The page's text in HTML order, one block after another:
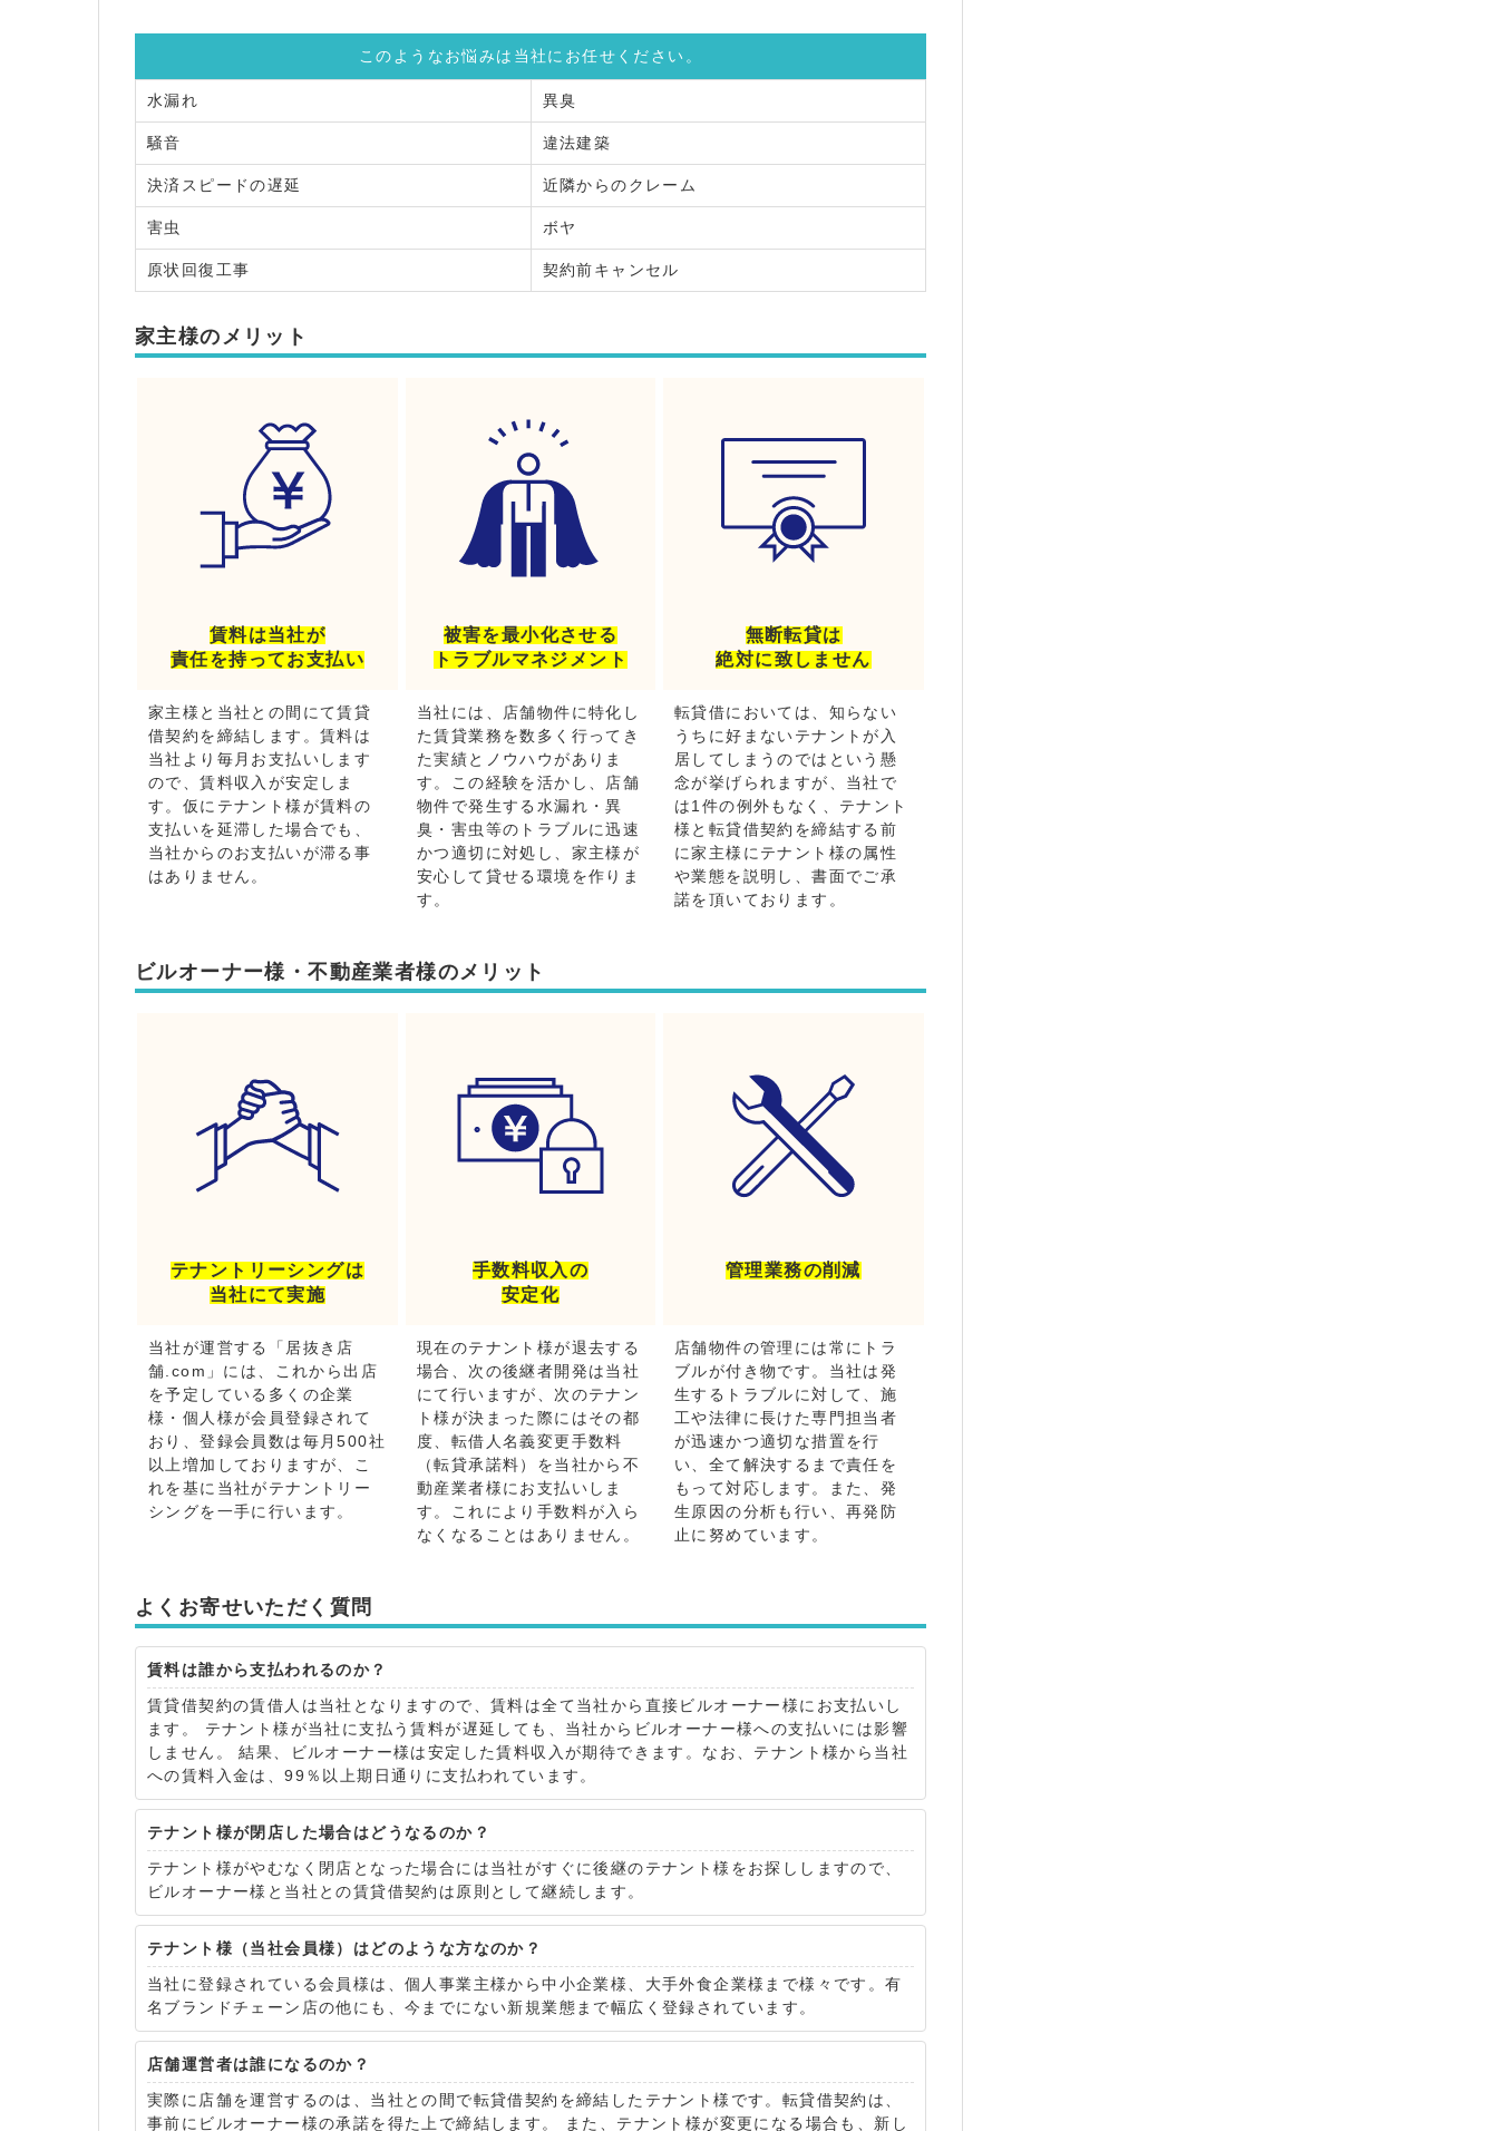
このようなお悩みは当社にお任せください。
水漏れ 異臭
騒音 違法建築
決済スピードの遅延 近隣からのクレーム
害虫 ボヤ
原状回復工事 契約前キャンセル
家主様のメリット
賃料は当社が
責任を持ってお支払い
家主様と当社との間にて賃貸
借契約を締結します。賃料は
当社より毎月お支払いします
ので、賃料収入が安定しま
す。仮にテナント様が賃料の
支払いを延滞した場合でも、
当社からのお支払いが滞る事
はありません。
被害を最小化させる
トラブルマネジメント
当社には、店舗物件に特化し
た賃貸業務を数多く行ってき
た実績とノウハウがありま
す。この経験を活かし、店舗
物件で発生する水漏れ・異
臭・害虫等のトラブルに迅速
かつ適切に対処し、家主様が
安心して貸せる環境を作りま
す。
無断転貸は
絶対に致しません
転貸借においては、知らない
うちに好まないテナントが入
居してしまうのではという懸
念が挙げられますが、当社で
は1件の例外もなく、テナント
様と転貸借契約を締結する前
に家主様にテナント様の属性
や業態を説明し、書面でご承
諾を頂いております。
ビルオーナー様・不動産業者様のメリット
テナントリーシングは
当社にて実施
当社が運営する「居抜き店
舗.com」には、これから出店
を予定している多くの企業
様・個人様が会員登録されて
おり、登録会員数は毎月500社
以上増加しておりますが、こ
れを基に当社がテナントリー
シングを一手に行います。
手数料収入の
安定化
現在のテナント様が退去する
場合、次の後継者開発は当社
にて行いますが、次のテナン
ト様が決まった際にはその都
度、転借人名義変更手数料
（転貸承諾料）を当社から不
動産業者様にお支払いしま
す。これにより手数料が入ら
なくなることはありません。
管理業務の削減
店舗物件の管理には常にトラ
ブルが付き物です。当社は発
生するトラブルに対して、施
工や法律に長けた専門担当者
が迅速かつ適切な措置を行
い、全て解決するまで責任を
もって対応します。また、発
生原因の分析も行い、再発防
止に努めています。
よくお寄せいただく質問
賃料は誰から支払われるのか？
賃貸借契約の賃借人は当社となりますので、賃料は全て当社から直接ビルオーナー様にお支払いし
ます。 テナント様が当社に支払う賃料が遅延しても、当社からビルオーナー様への支払いには影響
しません。 結果、ビルオーナー様は安定した賃料収入が期待できます。なお、テナント様から当社
への賃料入金は、99％以上期日通りに支払われています。
テナント様が閉店した場合はどうなるのか？
テナント様がやむなく閉店となった場合には当社がすぐに後継のテナント様をお探ししますので、
ビルオーナー様と当社との賃貸借契約は原則として継続します。
テナント様（当社会員様）はどのような方なのか？
当社に登録されている会員様は、個人事業主様から中小企業様、大手外食企業様まで様々です。有
名ブランドチェーン店の他にも、今までにない新規業態まで幅広く登録されています。
店舗運営者は誰になるのか？
実際に店舗を運営するのは、当社との間で転貸借契約を締結したテナント様です。転貸借契約は、
事前にビルオーナー様の承諾を得た上で締結します。 また、テナント様が変更になる場合も、新し